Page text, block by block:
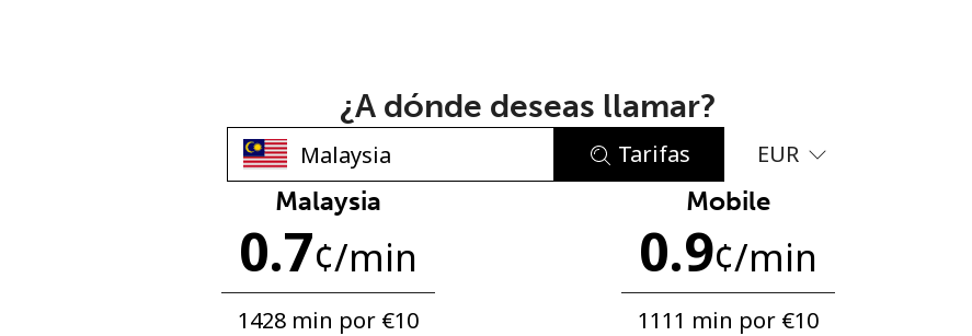
No se ha creado una contraseña
Mínimo 8 caracteres
Una letra mayúscula y una minúscula
Un número
Un caracter especial
¿A dónde deseas llamar?
Tarifas EUR
Malaysia
0.7¢/min
1428 min por ⁦€10⁩
Mobile
0.9¢/min
1111 min por ⁦€10⁩